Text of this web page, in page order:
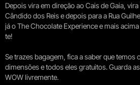
Depois vira em direção ao Cais de Gaia,
Cândido dos Reis e depois para a Rua
já o The Chocolate Experience e mais
te!
Se trazes bagagem, fica a saber que temos
dimensões e todos eles gratuitos. Guarda
WOW livremente.